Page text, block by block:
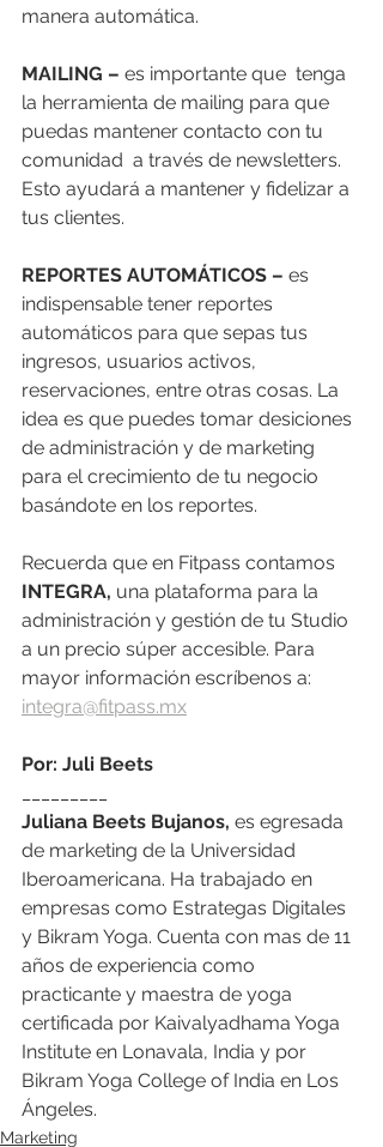
manera automática.
MAILING – es importante que  tenga
la herramienta de mailing para que
puedas mantener contacto con tu
comunidad  a través de newsletters.
Esto ayudará a mantener y fidelizar a
tus clientes.
REPORTES AUTOMÁTICOS – es
indispensable tener reportes
automáticos para que sepas tus
ingresos, usuarios activos,
reservaciones, entre otras cosas. La
idea es que puedes tomar desiciones
de administración y de marketing
para el crecimiento de tu negocio
basándote en los reportes.
Recuerda que en Fitpass contamos
INTEGRA, una plataforma para la
administración y gestión de tu Studio
a un precio súper accesible. Para
mayor información escríbenos a:
integra@fitpass.mx
Por: Juli Beets
Juliana Beets Bujanos, es egresada
de marketing de la Universidad
Iberoamericana. Ha trabajado en
empresas como Estrategas Digitales
y Bikram Yoga. Cuenta con mas de 11
años de experiencia como
practicante y maestra de yoga
certificada por Kaivalyadhama Yoga
Institute en Lonavala, India y por
Bikram Yoga College of India en Los
Ángeles.
Marketing